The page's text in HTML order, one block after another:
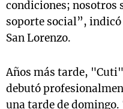
condiciones; nosotros
soporte social”,
San Lorenzo.
Años más tarde,
debutó
una tarde de